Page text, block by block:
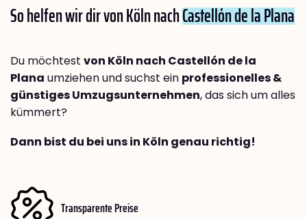
So helfen wir dir von Köln nachCastellón de la Plana
Du möchtest von Köln nach Castellón de la
Plana umziehen und suchst ein professionelles &
günstiges Umzugsunternehmen, das sich um alles
kümmert?
Dann bist du bei uns in Köln genau richtig!
Transparente Preise